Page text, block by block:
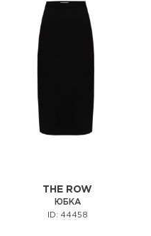
THE ROW
ЮБКА
ID: 44458